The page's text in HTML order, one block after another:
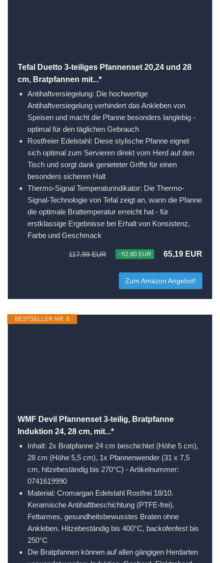
Tefal Duetto 3-teiliges Pfannenset 20,24 und 28
cm, Bratpfannen mit...*
Antihaftversiegelung: Die hochwertige
Antihaftversiegelung verhindert das Ankleben von
Speisen und macht die Pfanne besonders langlebig -
optimal für den täglichen Gebrauch
Rostfreier Edelstahl: Diese stylische Pfanne eignet
sich optimal zum Servieren direkt vom Herd auf den
Tisch und sorgt dank genieteter Griffe für einen
besonders sicheren Halt
Thermo-Signal Temperaturindikator: Die Thermo-
Signal-Technologie von Tefal zeigt an, wann die Pfanne
die optimale Brattemperatur erreicht hat - für
erstklassige Ergebnisse bei Erhalt von Konsistenz,
Farbe und Geschmack
117,99 EUR −52,80 EUR 65,19 EUR
Zum Amazon Angebot!
BESTSELLER NR. 6
WMF Devil Pfannenset 3-teilig, Bratpfanne
Induktion 24, 28 cm, mit...*
Inhalt: 2x Bratpfanne 24 cm beschichtet (Höhe 5 cm),
28 cm (Höhe 5,5 cm), 1x Pfannenwender (31 x 7,5
cm, hitzebeständig bis 270°C) - Artikelnummer:
0741619990
Material: Cromargan Edelstahl Rostfrei 18/10.
Keramische Antihaftbeschichtung (PTFE-frei).
Fettarmes, gesundheitsbewusstes Braten ohne
Ankleben. Hitzebeständig bis 400°C, backofenfest bis
250°C
Die Bratpfannen können auf allen gängigen Herdarten